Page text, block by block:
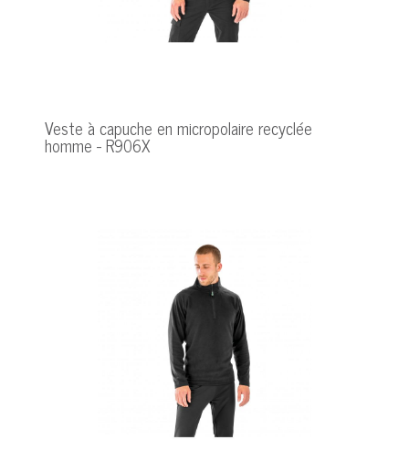
Veste à capuche en micropolaire recyclée
homme - R906X